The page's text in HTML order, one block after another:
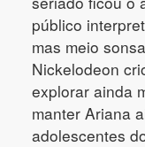
público
mas meio
Nickelodeon
explorar ainda
manter Ariana
adolescentes